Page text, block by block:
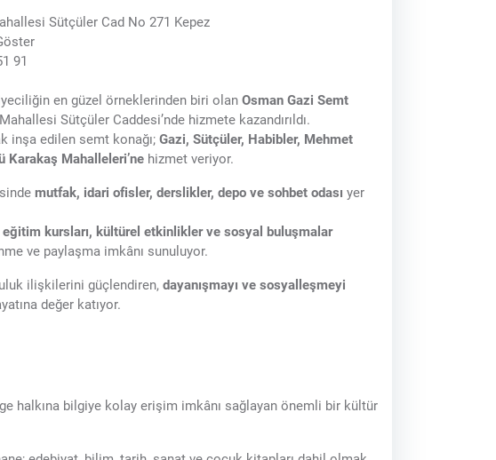
Sütçüler Cad No 271 Kepez
91
en güzel örneklerinden biri olanOsman Gazi Semt
Sütçüler Caddesi’nde hizmete kazandırıldı.
inşa edilen semt konağı;Gazi, Sütçüler, Habibler, Mehmet
Karakaş Mahalleleri’ne hizmet veriyor.
mutfak, idari ofisler, derslikler, depo ve sohbet odası yer
eğitim kursları, kültürel etkinlikler ve sosyal buluşmalar
ve paylaşma imkânı sunuluyor.
ilişkilerini güçlendiren, dayanışmayı ve sosyalleşmeyi
değer katıyor.
halkına bilgiye kolay erişim imkânı sağlayan önemli bir kültür